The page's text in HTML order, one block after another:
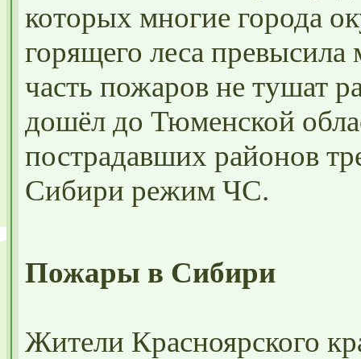
которых многие города
горящего леса
часть пожаров не тушат
дошёл до Тюменской
пострадавших районов
Сибири режим ЧС.
Пожары в Сибири
Жители Красноярского